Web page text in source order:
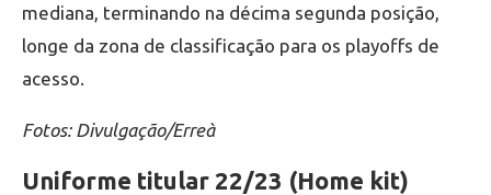
mediana, terminando na décima segunda posição,
longe da zona de classificação para os playoffs de
acesso.
Fotos: Divulgação/Erreà
Uniforme titular 22/23 (Home kit)